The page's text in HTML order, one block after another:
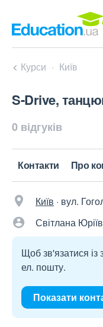
Курси Київ
S-Drive,
0 відгуків
Контакти Про
Київ · вул.
Світлана
Щоб зв'язатися із
ел. пошту.
Показати